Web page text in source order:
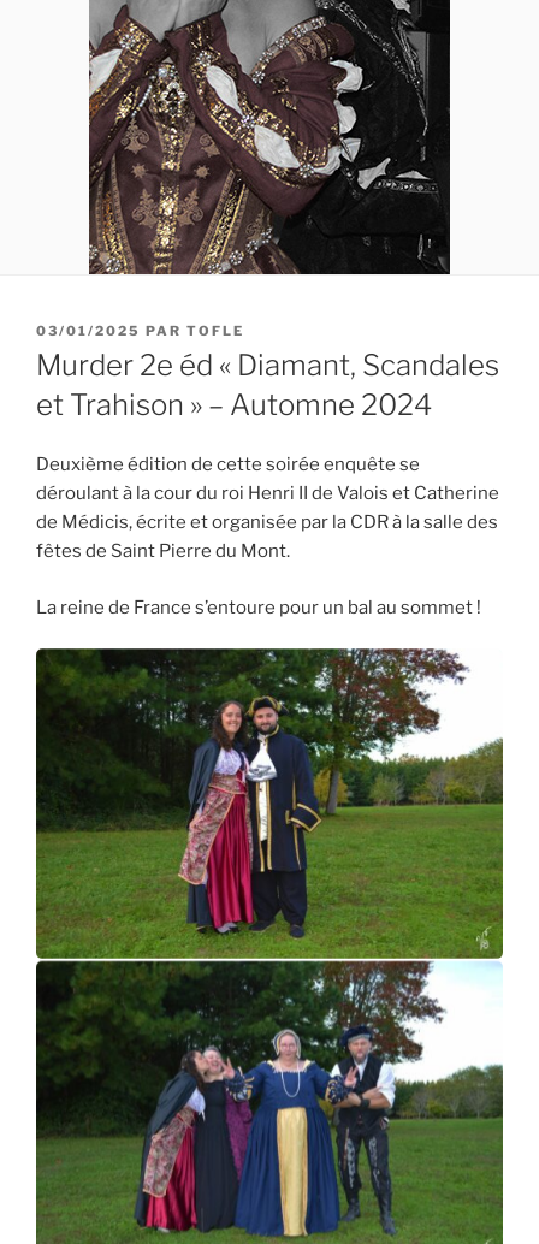
PUBLIÉ
LE
03/01/2025 PAR TOFLE
Murder 2e éd « Diamant, Scandales
et Trahison » – Automne 2024
Deuxième édition de cette soirée enquête se
déroulant à la cour du roi Henri II de Valois et Catherine
de Médicis, écrite et organisée par la CDR à la salle des
fêtes de Saint Pierre du Mont.
La reine de France s’entoure pour un bal au sommet !